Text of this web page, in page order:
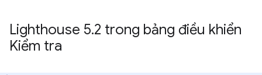
Lighthouse 5.2 trong bảng điều khiển
Kiểm tra